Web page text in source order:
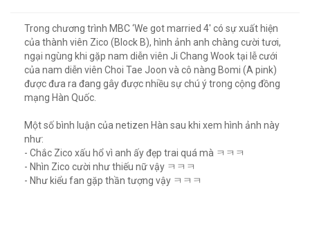
Trong chương trình MBC ‘We got married 4' có sự xuất hiện
của thành viên Zico (Block B), hình ảnh anh chàng cười tươi,
ngại ngùng khi gặp nam diễn viên Ji Chang Wook tại lễ cưới
của nam diễn viên Choi Tae Joon và cô nàng Bomi (A pink)
được đưa ra đang gây được nhiều sự chú ý trong cộng đồng
mạng Hàn Quốc.
Một số bình luận của netizen Hàn sau khi xem hình ảnh này
như:
- Chắc Zico xấu hổ vì anh ấy đẹp trai quá mà ㅋㅋㅋ
- Nhìn Zico cười như thiếu nữ vậy ㅋㅋㅋ
- Như kiểu fan gặp thần tượng vậy ㅋㅋㅋ